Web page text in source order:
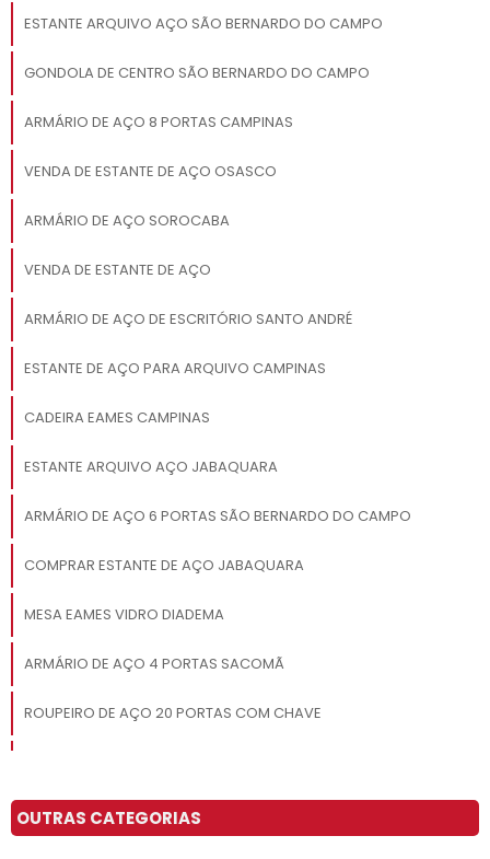
ESTANTE ARQUIVO AÇO SÃO BERNARDO DO CAMPO
GONDOLA DE CENTRO SÃO BERNARDO DO CAMPO
ARMÁRIO DE AÇO 8 PORTAS CAMPINAS
VENDA DE ESTANTE DE AÇO OSASCO
ARMÁRIO DE AÇO SOROCABA
VENDA DE ESTANTE DE AÇO
ARMÁRIO DE AÇO DE ESCRITÓRIO SANTO ANDRÉ
ESTANTE DE AÇO PARA ARQUIVO CAMPINAS
CADEIRA EAMES CAMPINAS
ESTANTE ARQUIVO AÇO JABAQUARA
ARMÁRIO DE AÇO 6 PORTAS SÃO BERNARDO DO CAMPO
COMPRAR ESTANTE DE AÇO JABAQUARA
MESA EAMES VIDRO DIADEMA
ARMÁRIO DE AÇO 4 PORTAS SACOMÃ
ROUPEIRO DE AÇO 20 PORTAS COM CHAVE
ARMÁRIO DE AÇO PARA ESCRITÓRIO SÃO PAULO
OUTRAS CATEGORIAS